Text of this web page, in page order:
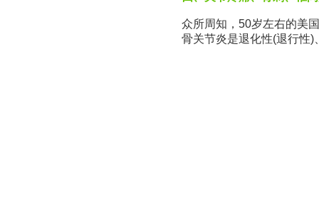
众所周知，50岁左右的美
骨关节炎是退化性(退行性